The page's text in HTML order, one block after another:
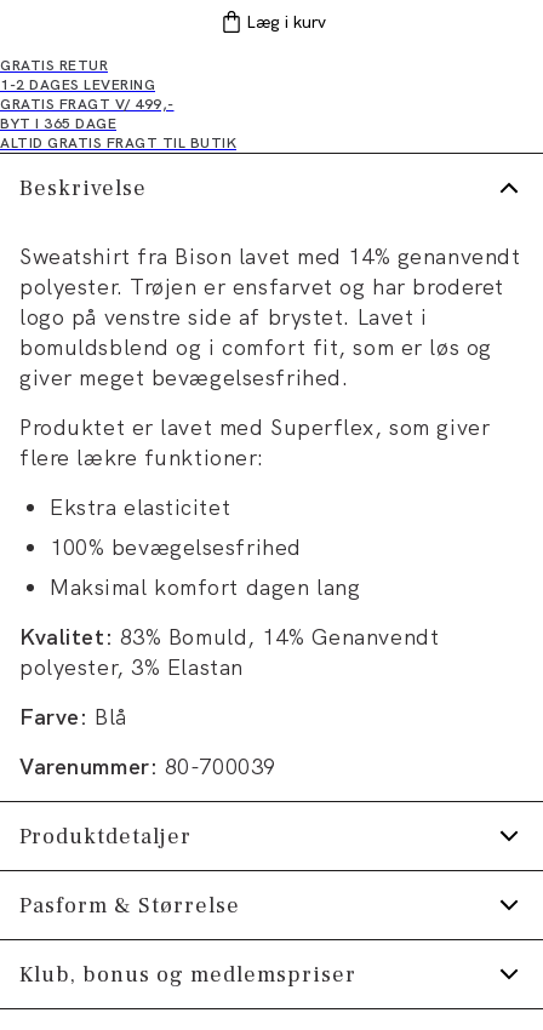
Læg i kurv
GRATIS RETUR
1-2 DAGES LEVERING
GRATIS FRAGT V/ 499,-
BYT I 365 DAGE
ALTID GRATIS FRAGT TIL BUTIK
Beskrivelse
Sweatshirt fra Bison lavet med 14% genanvendt
polyester. Trøjen er ensfarvet og har broderet
logo på venstre side af brystet. Lavet i
bomuldsblend og i comfort fit, som er løs og
giver meget bevægelsesfrihed.
Produktet er lavet med Superflex, som giver
flere lækre funktioner:
Ekstra elasticitet
100% bevægelsesfrihed
Maksimal komfort dagen lang
Kvalitet: 83% Bomuld, 14% Genanvendt
polyester, 3% Elastan
Farve: Blå
Varenummer: 80-700039
Produktdetaljer
Lavet med Superflex, der giver ekstra
elasticitet og komfort.
Fremstillet med genanvendt polyester.
Trøjen har rund hals.
Pasform & Størrelse
Fit:Comfort fit
Klub, bonus og medlemspriser